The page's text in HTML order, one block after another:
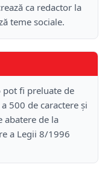
ca redactor la
teme sociale.
fi preluate de
500 de caractere și
abatere de la
a Legii 8/1996